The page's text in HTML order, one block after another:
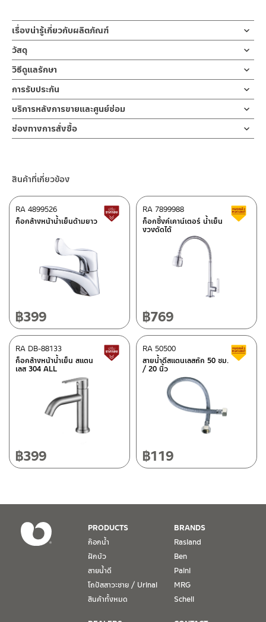
เรื่องน่ารู้เกี่ยวกับผลิตภัณฑ์
สายฝักบัว หรือสายฉีดชำระ ยาว 120 ซม หรือ 47.24 นิ้ว ตัวสายด้าน
นอกหุ้มด้วยสแตนเลส สายด้านในหุ้มด้วยไนล่อนถัก ข้อต่อผลิตจากส
แตนเลส 304 ขนาดมาตราฐาน สามารถใส่กับข้อต่อขนาด 1/2 ” ตาม
มาตราฐานสากล ข้อต่อยาวต่อกับอุปกรณ์เช่นฝักบัวมือหรือหัวฉีดชำระ
ข้อต่อสั้นต่อกับวาล์วน้ำ มาพร้อมประเก็นยาง 2 วง
สายฝักบัว หรือ สายฉีดชำระ สแตนเลส 304 สามารถใช้งานคู่กับฝักบัว
อาบน้ำ/ฝักบัวมือหรือหัวฉีดชำระหรือเป็นสายต่อกับเครื่องทำน้ำอุ่น
วัสดุ
สายฝักบัว
ผลิตจากตัวสายด้านนอกหุ้มด้วยสแตนเลส สายด้านในหุ้มด้วยไนล่อนถัก
ข้อต่อผลิตจากสแตนเลส 304
วิธีดูแลรักษา
คำแนะนำในการดูแลรักษาผลิตภัณฑ์
1. ไม่ทำสินค้าให้เกิดความเสียหายอื่น ๆ นอกจากการใช้งานปกติ เช่นไม่
ทำตก ไม่งัดหรือโยกสินค้าแรงๆ
2. ทำความสะอาดสินค้าโดยการใช้ผ้านุ่มๆชุบน้ำหมาดๆแล้วเช็ดให้แห้ง
3. ห้ามใช้สารเคมีที่มีฤทธิ์เป็นกรด ในการทำความสะอาด เนื่องจากผิว
บนตัวสินค้า ซึ่งจะสร้างความเสียหายให้เกิดขึ้นกับผิวของสินค้าได้
การรับประกัน
รับประกันสายด้านในไม่รั่ว 5 ปี
บริการหลังการขายและศูนย์ซ่อม
ช่องทางออนไลน์
– Email: contact@charnpaiboon.com
ศูนย์บริการและอะไหล่ กรุงเทพฯ
662/61-62 ถนน พระราม3 แขวงบางโพงพาง เขตยานนาวา กรุงเทพฯ
โทร: 02-358-0080 / 080-075-8668 / 091-545-0556
ศูนย์บริการและอะไหล่ เชียงใหม่
118/33 โครงการอรสิริน ม.8 ต.สันปูเลย อ.ดอยสะเก็ด เชียงใหม่
โทร: 080-075-2626
วันจันทร์ – วันศุกร์ เวลา 8:30-17:30 น.
วันเสาร์ เวลา 8:30-15:00 น.
1. การรับประกัน จะต้องมีหลักฐานการซื้อ หรือ ใบเสร็จ โดยทางบริษัทฯ
ขอตรวจสอบโดยนับวันซื้อขายเป็นสำคัญ ทางบริษัทฯ ไม่สามารถให้
เงื่อนไขการรับประกันสินค้าได้ หากไม่มีเอกสารดังกล่าว
2. การรับประกันสินค้า จะรับประกันฉพาะสินค้าที่อยู่ในสภาพการใช้งาน
ปกติ หากมีตำหนิ ชำรุด ร้าว ตกพื้น หรือสภาพภายนอกอยู่ในสภาพที่ใช้
ช่องทางการสั่งซื้อ
– Shopee
–Lazada
–ซื้อสินค้าชิ้นนี้บน Shopee>> คลิกที่นี่<<
คลิกที่นี่<<
สายฝักบัว สแตนเลสด้าน RASLAND ทนแรงดันน้ำสูง รับประกัน 3 ปี
ขนาดความยาว 120 ซม./ RA 1200304
ติดต่อพนักงานขาย / Contact Sales Staff
โทร: 02-285-5795
@charnpaiboon.sales
ติดต่อ ชาญไพบูลย์ / Contact Us
สินค้าที่เกี่ยวข้อง
ก็อกล้างหน้าน้ำเย็นด้ามยาว
RA 4899526 สินค้าปรับราคาลดลง
฿399
ก็อกซิ้งค์เคาน์เตอร์ น้ำเย็น
งวงดัดได้
RA 7899988
฿769
ก็อกล้างหน้าน้ำเย็น สแตน
เลส 304 ALL
RA DB-88133 สินค้าปรับราคาลดลง
฿399
สายน้ำดีสแตนเลสถัก 50 ซม.
/ 20 นิ้ว
RA 50500
฿119
PRODUCTS
ก๊อกน้ำ
ฝักบัว
สายน้ำดี
โถปัสสาวะชาย / Urinal
สินค้าทั้งหมด
BRANDS
Rasland
Ben
Paini
MRG
Schell